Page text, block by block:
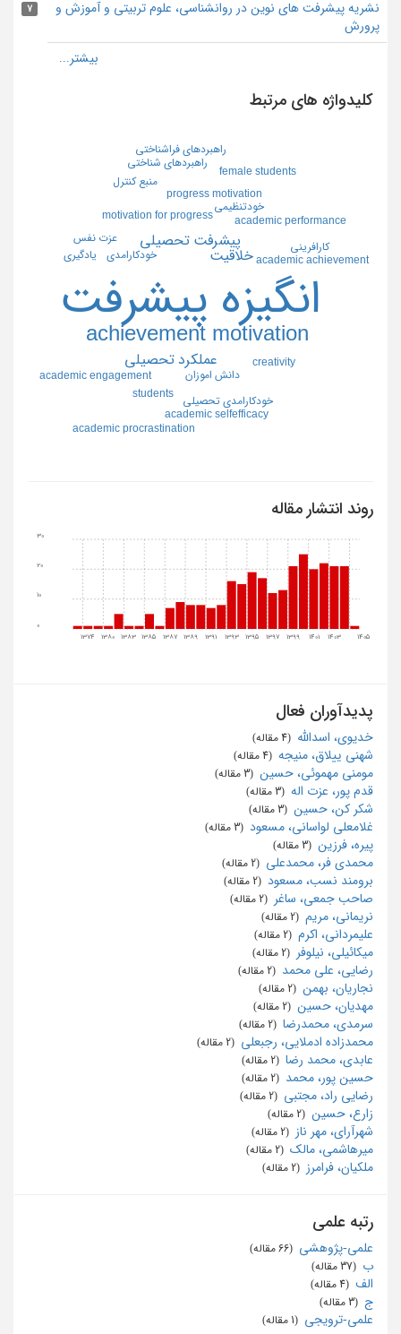
نشریه پیشرفت های نوین در روانشناسی، علوم تربیتی و آموزش‌ و
پرورش
7
کلیدواژه های مرتبط
انگيزه پيشرفت
achievement motivation
خلاقيت
پيشرفت تحصيلي
عملكرد تحصيلي
خودكارامدي
دانش اموزان
motivation for progress
progress motivation
خودكارامدي تحصيلي
academic achievement
academic performance
academic selfefficacy
creativity
خودتنظيمي
عزت نفس
female students
كارافريني
students
راهبردهاي شناختي
راهبردهاي فراشناختي
منبع كنترل
يادگيري
academic engagement
academic procrastination
روند انتشار مقاله
1374 1380 1383 1385 1387 1389 1391 1393 1395 1397 1399 1401 1403 1405
10
20
30
پدیدآوران فعال
خدیوی، اسدالله
شهنی ییلاق، منیجه
مومنی مهموئی، حسین
قدم پور، عزت اله
شکر کن، حسین
غلامعلی لواسانی، مسعود
پیره، فرزین
محمدی فر، محمدعلی
برومند نسب، مسعود
صاحب جمعی، ساغر
نریمانی، مریم
علیمردانی، اکرم
میکائیلی، نیلوفر
رضایی، علی محمد
نجاریان، بهمن
مهدیان، حسین
سرمدی، محمدرضا
محمدزاده ادملایی، رجبعلی
عابدی، محمد رضا
حسین پور، محمد
رضایی راد، مجتبی
زارع، حسین
شهرآرای، مهر ناز
میرهاشمی، مالک
ملکیان، فرامرز
رتبه علمی
علمی-پژوهشی
ب
الف
ج
علمی-ترویجی